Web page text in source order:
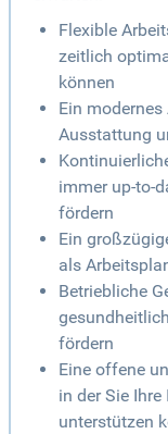
Flexible
zeitlich
können
Ein
Ausstattung
immer up-to-
fördern
Ein
als
Betriebliche
fördern
Eine offene
in der Sie
unterstützen